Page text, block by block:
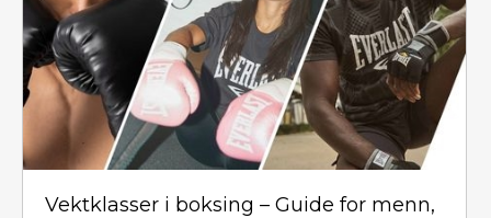
Vektklasser i boksing – Guide for menn,